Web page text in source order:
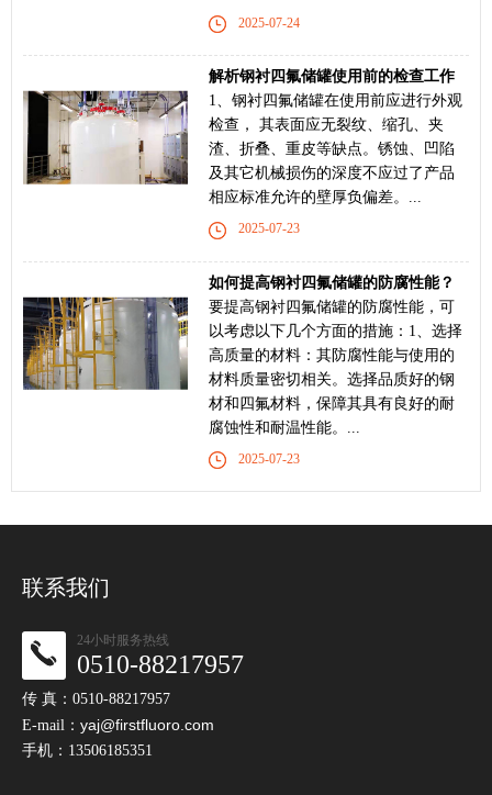
2025-07-24
解析钢衬四氟储罐使用前的检查工作
1、钢衬四氟储罐在使用前应进行外观
检查， 其表面应无裂纹、缩孔、夹
渣、折叠、重皮等缺点。锈蚀、凹陷
及其它机械损伤的深度不应过了产品
相应标准允许的壁厚负偏差。...
2025-07-23
如何提高钢衬四氟储罐的防腐性能？
要提高钢衬四氟储罐的防腐性能，可
以考虑以下几个方面的措施：1、选择
高质量的材料：其防腐性能与使用的
材料质量密切相关。选择品质好的钢
材和四氟材料，保障其具有良好的耐
腐蚀性和耐温性能。...
2025-07-23
联系我们
24小时服务热线
0510-88217957
传 真：0510-88217957
E-mail： yaj@firstfluoro.com
手机：13506185351